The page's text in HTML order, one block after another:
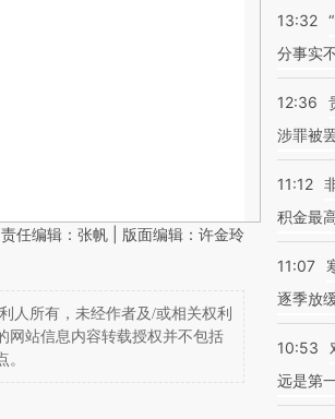
责任编辑：张帆 | 版面编辑：许金玲
人所有，未经作者及/或相关权利
网站信息内容转载授权并不包括
13:32
分事实
12:36
涉罪被
11:12
积金最
11:07
逐季放
10:53
远是第